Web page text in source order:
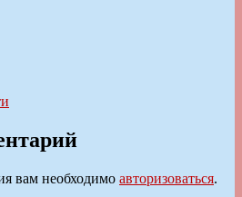
вам необходимо авторизоваться.